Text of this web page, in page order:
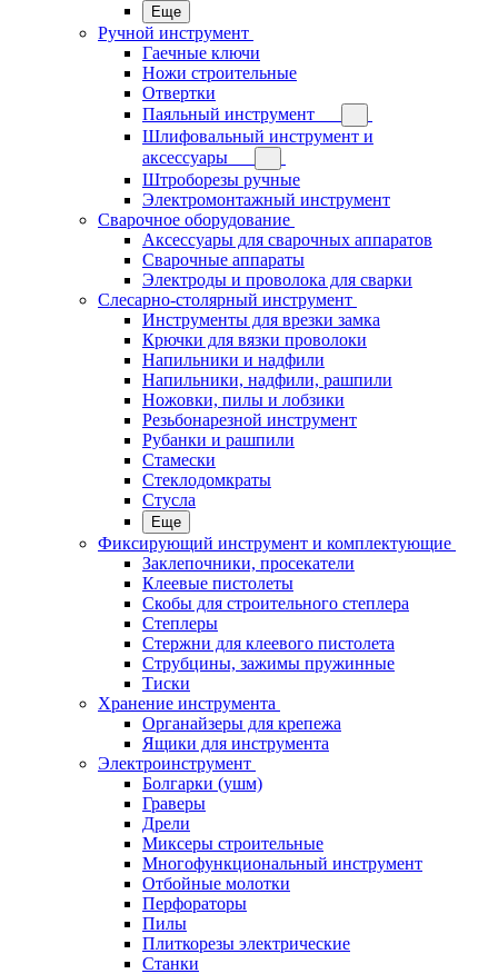
Еще
Ручной инструмент
Гаечные ключи
Ножи строительные
Отвертки
Паяльный инструмент
Шлифовальный инструмент и
аксессуары
Штроборезы ручные
Электромонтажный инструмент
Сварочное оборудование
Аксессуары для сварочных аппаратов
Сварочные аппараты
Электроды и проволока для сварки
Слесарно-столярный инструмент
Инструменты для врезки замка
Крючки для вязки проволоки
Напильники и надфили
Напильники, надфили, рашпили
Ножовки, пилы и лобзики
Резьбонарезной инструмент
Рубанки и рашпили
Стамески
Стеклодомкраты
Стусла
Еще
Фиксирующий инструмент и комплектующие
Заклепочники, просекатели
Клеевые пистолеты
Скобы для строительного степлера
Степлеры
Стержни для клеевого пистолета
Струбцины, зажимы пружинные
Тиски
Хранение инструмента
Органайзеры для крепежа
Ящики для инструмента
Электроинструмент
Болгарки (ушм)
Граверы
Дрели
Миксеры строительные
Многофункциональный инструмент
Отбойные молотки
Перфораторы
Пилы
Плиткорезы электрические
Станки